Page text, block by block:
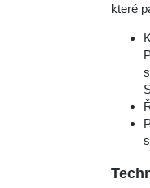
které